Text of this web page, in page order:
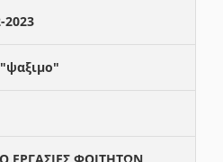
2023